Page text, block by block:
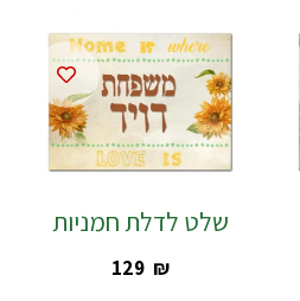
שלט לדלת חמניות
‎129 ₪